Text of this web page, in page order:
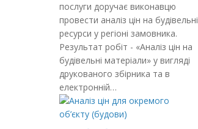
послуги доручає виконавцю
провести аналіз цін на будівельні
ресурси у регіоні замовника.
Результат робіт - «Аналіз цін на
будівельні матеріали» у вигляді
друкованого збірника та в
електронній…